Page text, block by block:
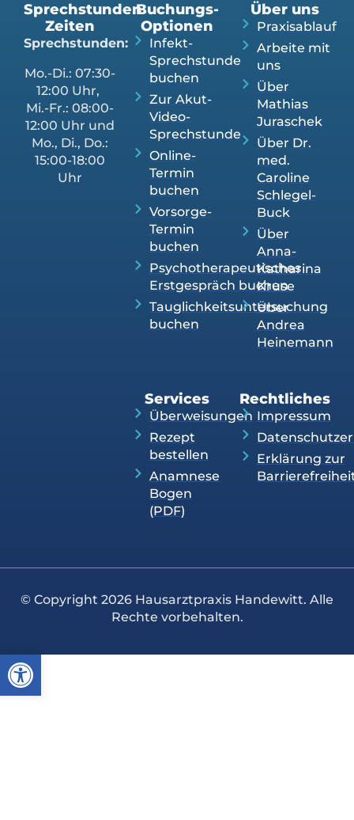
Buchungs-
Optionen
Infekt-
Sprechstunde
buchen
Zur Akut-
Video-
Sprechstunde
Online-
Termin
buchen
Vorsorge-
Termin
buchen
Psychotherapeutisches
Erstgespräch buchen
Tauglichkeitsuntersuchung
buchen
Über uns
Praxisablauf
Arbeite mit
uns
Über
Mathias
Juraschek
Über Dr.
med.
Caroline
Schlegel-
Buck
Über
Anna-
Katharina
Kruse
Über
Andrea
Heinemann
Sprechstunden
Zeiten
Sprechstunden:
Mo.-Di.: 07:30-
12:00 Uhr,
Mi.-Fr.: 08:00-
12:00 Uhr und
Mo., Di., Do.:
15:00-18:00
Uhr
Services
Überweisungen
Rezept
bestellen
Anamnese
Bogen
(PDF)
Rechtliches
Impressum
Erklärung zur
© Copyright 2026 Hausarztpraxis Handewitt. Alle
Rechte vorbehalten.
Werkzeugleiste öffnen